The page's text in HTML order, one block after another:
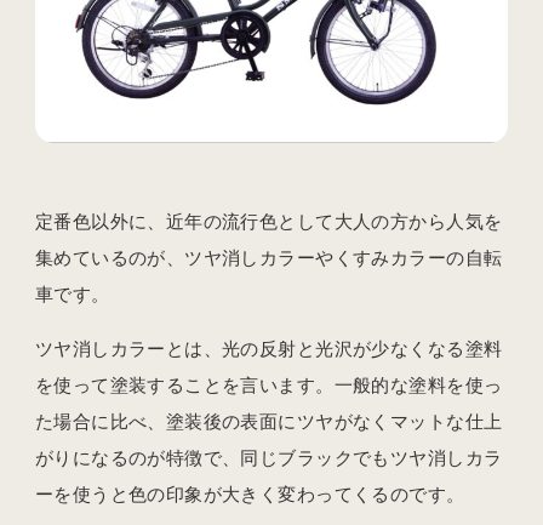
定番色以外に、近年の流行色として大人の方から人気を
集めているのが、ツヤ消しカラーやくすみカラーの自転
車です。
ツヤ消しカラーとは、光の反射と光沢が少なくなる塗料
を使って塗装することを言います。一般的な塗料を使っ
た場合に比べ、塗装後の表面にツヤがなくマットな仕上
がりになるのが特徴で、同じブラックでもツヤ消しカラ
ーを使うと色の印象が大きく変わってくるのです。